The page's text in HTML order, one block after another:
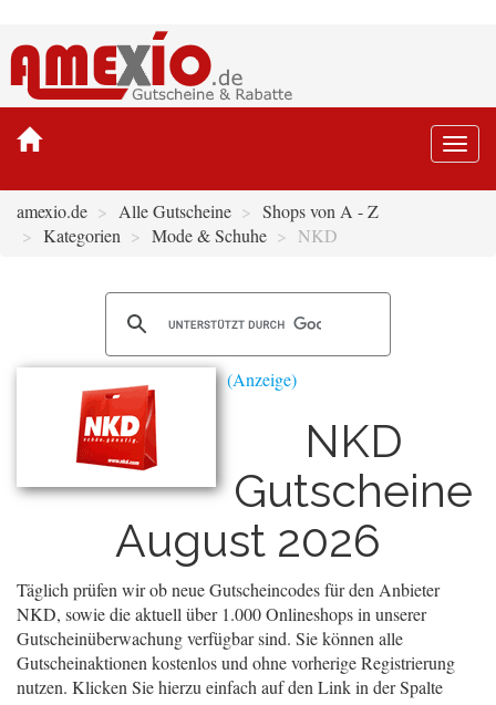
amexio.de Alle Gutscheine
Shops von A - Z
Kategorien
Mode & Schuhe NKD
NKD
Gutscheine
August 2026
Täglich prüfen wir ob neue Gutscheincodes für den Anbieter
NKD, sowie die aktuell über 1.000 Onlineshops in unserer
Gutscheinüberwachung verfügbar sind. Sie können alle
Gutscheinaktionen kostenlos und ohne vorherige Registrierung
nutzen. Klicken Sie hierzu einfach auf den Link in der Spalte